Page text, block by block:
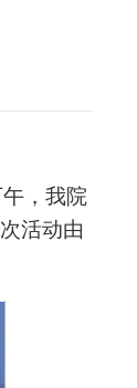
，我院
活动由